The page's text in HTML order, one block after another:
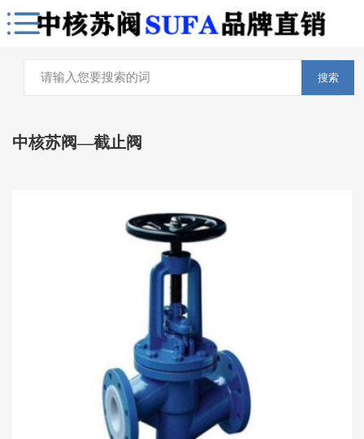
搜索
中核苏阀—截止阀